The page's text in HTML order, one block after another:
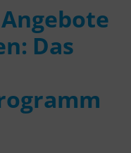
Das